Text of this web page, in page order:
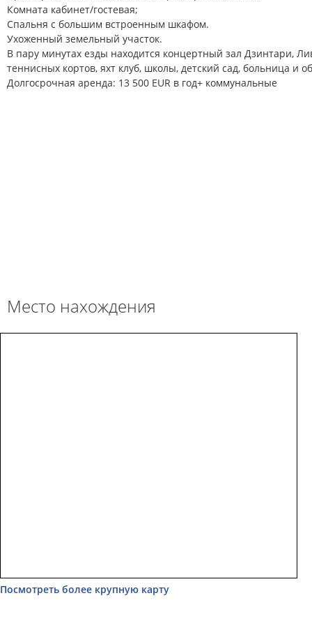
Комната кабинет/гостевая;
Спальня с большим встроенным шкафом.
Ухоженный земельный участок.
В пару минутах езды находится концертный зал Дзинтари,
теннисных кортов, яхт клуб, школы, детский сад, больница и
Долгосрочная аренда: 13 500 EUR в год+ коммунальные
Место нахождения
Посмотреть более крупную карту